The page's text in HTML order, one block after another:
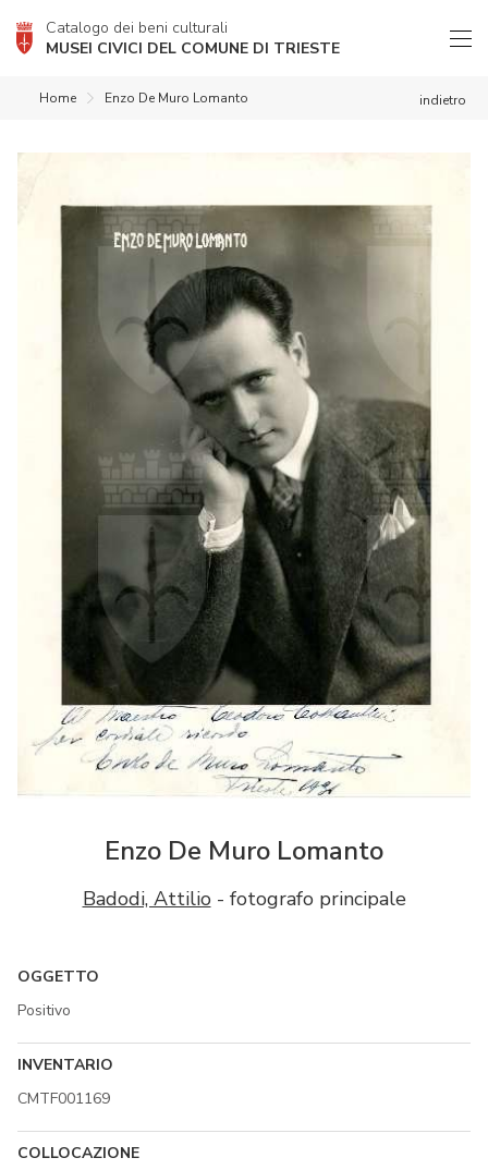
Catalogo dei beni culturali
MUSEI CIVICI DEL COMUNE DI TRIESTE
indietro
Home Enzo De Muro Lomanto
Enzo De Muro Lomanto
Badodi, Attilio- fotografo principale
OGGETTO
Positivo
INVENTARIO
CMTF001169
COLLOCAZIONE